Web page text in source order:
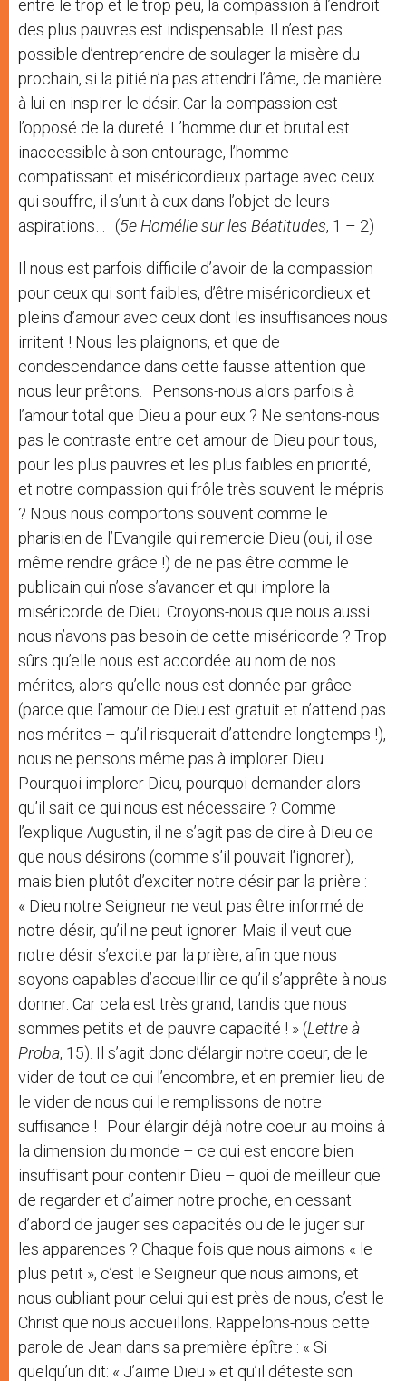
entre le trop et le trop peu, la compassion à l’endroit
des plus pauvres est indispensable. Il n’est pas
possible d’entreprendre de soulager la misère du
prochain, si la pitié n’a pas attendri l’âme, de manière
à lui en inspirer le désir. Car la compassion est
l’opposé de la dureté. L’homme dur et brutal est
inaccessible à son entourage, l’homme
compatissant et miséricordieux partage avec ceux
qui souffre, il s’unit à eux dans l’objet de leurs
aspirations… (5e Homélie sur les Béatitudes, 1 – 2)
Il nous est parfois difficile d’avoir de la compassion
pour ceux qui sont faibles, d’être miséricordieux et
pleins d’amour avec ceux dont les insuffisances nous
irritent ! Nous les plaignons, et que de
condescendance dans cette fausse attention que
nous leur prêtons. Pensons-nous alors parfois à
l’amour total que Dieu a pour eux ? Ne sentons-nous
pas le contraste entre cet amour de Dieu pour tous,
pour les plus pauvres et les plus faibles en priorité,
et notre compassion qui frôle très souvent le mépris
? Nous nous comportons souvent comme le
pharisien de l’Evangile qui remercie Dieu (oui, il ose
même rendre grâce !) de ne pas être comme le
publicain qui n’ose s’avancer et qui implore la
miséricorde de Dieu. Croyons-nous que nous aussi
nous n’avons pas besoin de cette miséricorde ? Trop
sûrs qu’elle nous est accordée au nom de nos
mérites, alors qu’elle nous est donnée par grâce
(parce que l’amour de Dieu est gratuit et n’attend pas
nos mérites – qu’il risquerait d’attendre longtemps !),
nous ne pensons même pas à implorer Dieu.
Pourquoi implorer Dieu, pourquoi demander alors
qu’il sait ce qui nous est nécessaire ? Comme
l’explique Augustin, il ne s’agit pas de dire à Dieu ce
que nous désirons (comme s’il pouvait l’ignorer),
mais bien plutôt d’exciter notre désir par la prière :
« Dieu notre Seigneur ne veut pas être informé de
notre désir, qu’il ne peut ignorer. Mais il veut que
notre désir s’excite par la prière, afin que nous
soyons capables d’accueillir ce qu’il s’apprête à nous
donner. Car cela est très grand, tandis que nous
sommes petits et de pauvre capacité ! » (Lettre à
Proba, 15). Il s’agit donc d’élargir notre coeur, de le
vider de tout ce qui l’encombre, et en premier lieu de
le vider de nous qui le remplissons de notre
suffisance ! Pour élargir déjà notre coeur au moins à
la dimension du monde – ce qui est encore bien
insuffisant pour contenir Dieu – quoi de meilleur que
de regarder et d’aimer notre proche, en cessant
d’abord de jauger ses capacités ou de le juger sur
les apparences ? Chaque fois que nous aimons « le
plus petit », c’est le Seigneur que nous aimons, et
nous oubliant pour celui qui est près de nous, c’est le
Christ que nous accueillons. Rappelons-nous cette
parole de Jean dans sa première épître : « Si
quelqu’un dit: « J’aime Dieu » et qu’il déteste son